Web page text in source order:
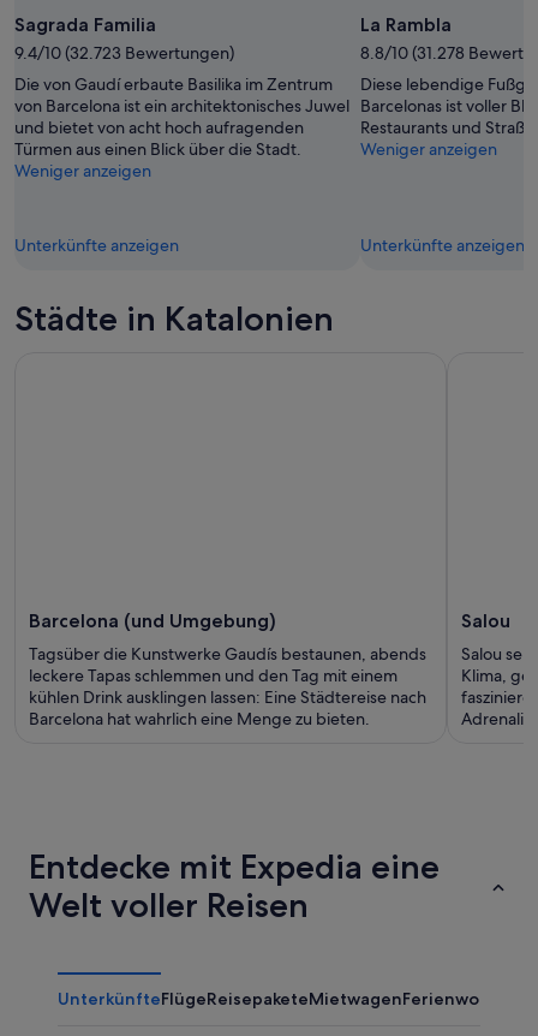
Sagrada Familia
9.4/10 (32.723 Bewertungen)
Die von Gaudí erbaute Basilika im Zentrum
von Barcelona ist ein architektonisches Juwel
und bietet von acht hoch aufragenden
Türmen aus einen Blick über die Stadt.
Weniger anzeigen
Unterkünfte anzeigen
La Rambla
8.8/10 (31.278
Diese lebendige
Barcelonas ist voller
Restaurants und
Weniger anzeigen
Unterkünfte anzeigen
Städte in Katalonien
Barcelona (und Umgebung)
Tagsüber die Kunstwerke Gaudís bestaunen, abends
leckere Tapas schlemmen und den Tag mit einem
kühlen Drink ausklingen lassen: Eine Städtereise nach
Barcelona hat wahrlich eine Menge zu bieten.
Salou
Salou
Klima,
Adrenalin
Entdecke mit Expedia eine
Welt voller Reisen
UnterkünfteFlügeReisepaketeMietwagen